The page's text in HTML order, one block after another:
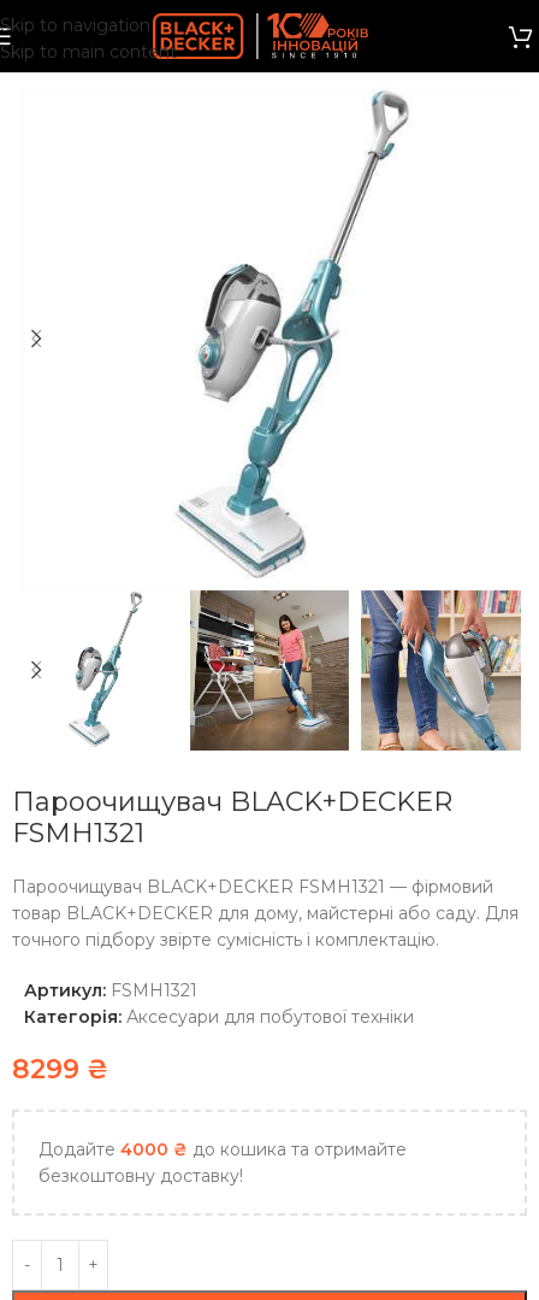
Skip to navigation
Skip to main content
Пароочищувач BLACK+DECKER
FSMH1321
Пароочищувач BLACK+DECKER FSMH1321 — фірмовий
товар BLACK+DECKER для дому, майстерні або саду. Для
точного підбору звірте сумісність і комплектацію.
Артикул: FSMH1321
Категорія: Аксесуари для побутової техніки
8299 ₴
Додайте 4000 ₴ до кошика та отримайте
безкоштовну доставку!